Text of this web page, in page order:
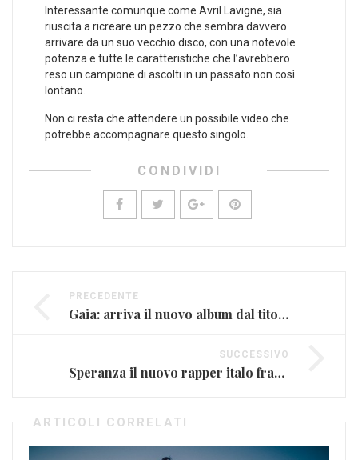
Interessante comunque come Avril Lavigne, sia
riuscita a ricreare un pezzo che sembra davvero
arrivare da un suo vecchio disco, con una notevole
potenza e tutte le caratteristiche che l’avrebbero
reso un campione di ascolti in un passato non così
lontano.
Non ci resta che attendere un possibile video che
potrebbe accompagnare questo singolo.
CONDIVIDI
PRECEDENTE
Gaia: arriva il nuovo album dal titolo Alma
SUCCESSIVO
Speranza il nuovo rapper italo francese
ARTICOLI CORRELATI